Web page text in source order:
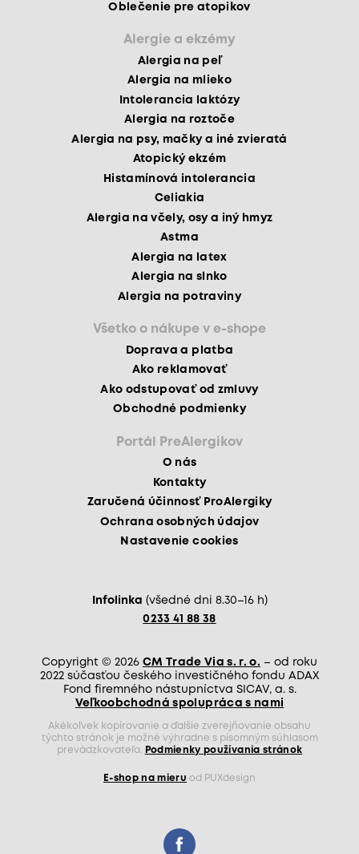
Oblečenie pre atopikov
Alergie a ekzémy
Alergia na peľ
Alergia na mlieko
Intolerancia laktózy
Alergia na roztoče
Alergia na psy, mačky a iné zvieratá
Atopický ekzém
Histamínová intolerancia
Celiakia
Alergia na včely, osy a iný hmyz
Astma
Alergia na latex
Alergia na slnko
Alergia na potraviny
Všetko o nákupe v e-shope
Doprava a platba
Ako reklamovať
Ako odstupovať od zmluvy
Obchodné podmienky
Portál PreAlergikov
O nás
Kontakty
Zaručená účinnosť ProAlergiky
Ochrana osobných údajov
Nastavenie cookies
Infolinka (všedné dni 8.30–16 h)
0233 41 88 38
Copyright © 2026 CM Trade Via s. r. o. – od roku
2022 súčasťou českého investičného fondu ADAX
Fond firemného nástupníctva SICAV, a. s.
Veľkoobchodná spolupráca s nami
Akékoľvek kopírovanie a ďalšie zverejňovanie obsahu
týchto stránok je možné výhradne s písomným súhlasom
prevádzkovateľa.
Podmienky používania stránok
E-shop na mieru od PUXdesign